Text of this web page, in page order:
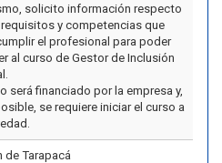
solicito información respecto
y competencias que
el profesional para poder
al curso de Gestor de Inclusión
será financiado por la empresa y,
se requiere iniciar el curso a
de Tarapacá